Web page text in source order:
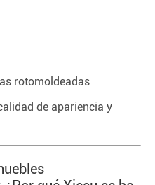
rotomoldeadas
de apariencia y